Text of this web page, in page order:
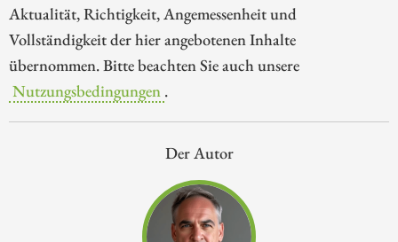
Aktualität, Richtigkeit, Angemessenheit und
Vollständigkeit der hier angebotenen Inhalte
übernommen. Bitte beachten Sie auch unsere
Nutzungsbedingungen .
Der Autor